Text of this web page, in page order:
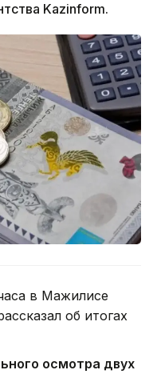
Kazinform.
в Мажилисе
об итогах
осмотра двух